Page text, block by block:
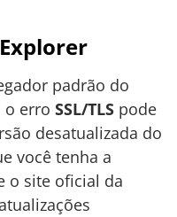
padrão do
o erro SSL/TLS pode
desatualizada do
você tenha a
o site oficial da